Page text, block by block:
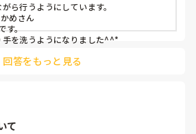
ら行うようにしています。
めさん
す。
を洗うようになりました^^*
回答をもっと見る
て